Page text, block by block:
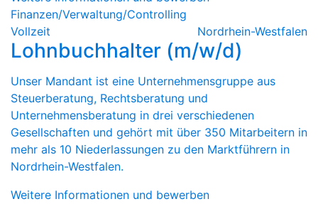
Finanzen/Verwaltung/Controlling
Vollzeit
Nordrhein-Westfalen
Lohnbuchhalter (m/w/d)
Unser Mandant ist eine Unternehmensgruppe aus
Steuerberatung, Rechtsberatung und
Unternehmensberatung in drei verschiedenen
Gesellschaften und gehört mit über 350 Mitarbeitern in
mehr als 10 Niederlassungen zu den Marktführern in
Nordrhein-Westfalen.
Weitere Informationen und bewerben